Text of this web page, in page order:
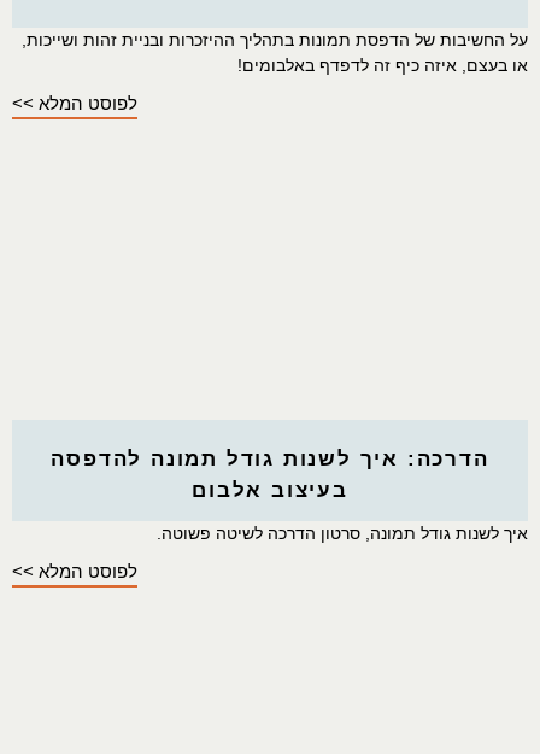
על החשיבות של הדפסת תמונות בתהליך ההיזכרות ובניית זהות ושייכות,
או בעצם, איזה כיף זה לדפדף באלבומים!
לפוסט המלא >>
הדרכה: איך לשנות גודל תמונה להדפסה
בעיצוב אלבום
איך לשנות גודל תמונה, סרטון הדרכה לשיטה פשוטה.
לפוסט המלא >>